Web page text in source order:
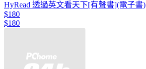
HyRead 透過英文看天下[有聲書](電子書)
$180
$180